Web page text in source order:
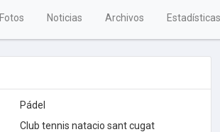
Fotos Noticias Archivos Estadísticas
Pádel
Club tennis natacio sant cugat